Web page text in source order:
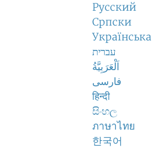
Русский
Српски
Українська
עברית
اَلْعَرَبِيَّةُ
فارسی
हिन्दी
සිංහල
ภาษาไทย
한국어